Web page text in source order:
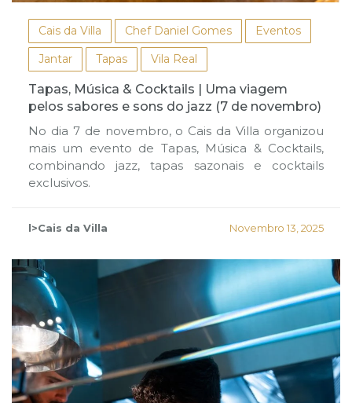
Cais da Villa Chef Daniel Gomes
Eventos
Jantar
Tapas Vila Real
Tapas, Música & Cocktails | Uma viagem
pelos sabores e sons do jazz (7 de novembro)
No dia 7 de novembro, o Cais da Villa organizou
mais um evento de Tapas, Música & Cocktails,
combinando jazz, tapas sazonais e cocktails
exclusivos.
l>Cais da Villa Novembro 13, 2025